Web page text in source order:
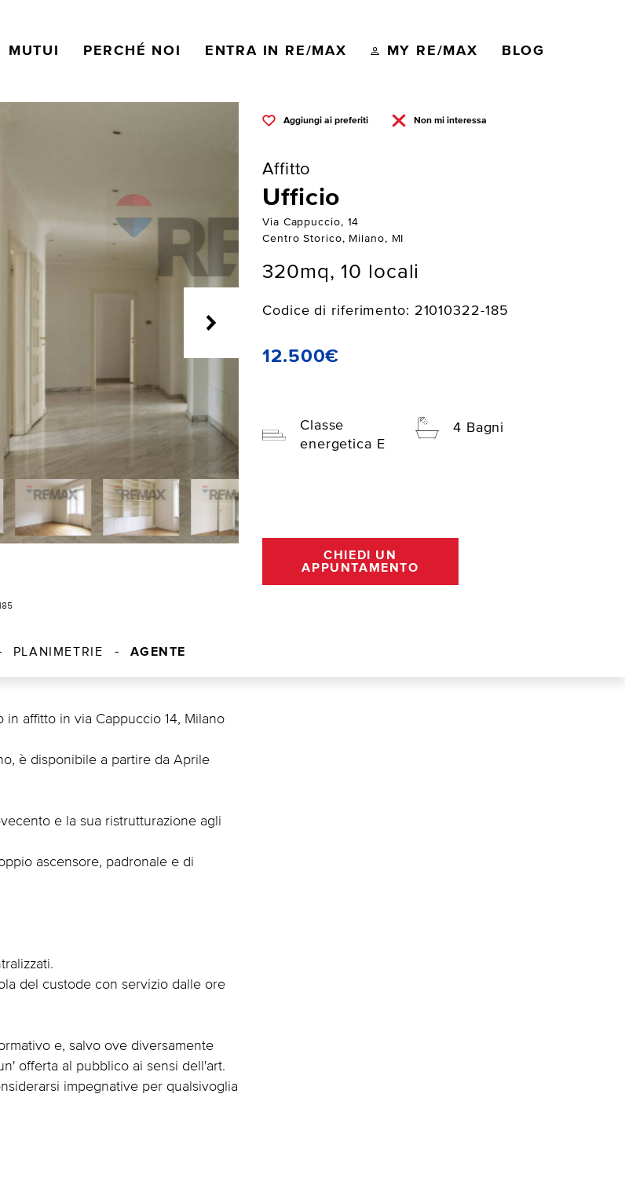
MUTUI PERCHÉ NOI ENTRA IN RE/MAX MY RE/MAX BLOG
Aggiungi ai preferiti Non mi interessa
Affitto
Ufficio
Via Cappuccio, 14
Centro Storico, Milano, MI
320mq, 10 locali
Codice di riferimento: 21010322-185
12.500€
Classe
energetica E
4 Bagni
CHIEDI UN
APPUNTAMENTO
PLANIMETRIE AGENTE
affitto in via Cappuccio 14, Milano
è disponibile a partire da Aprile
e la sua ristrutturazione agli
ascensore, padronale e di
del custode con servizio dalle ore
e, salvo ove diversamente
offerta al pubblico ai sensi dell'art.
impegnative per qualsivoglia